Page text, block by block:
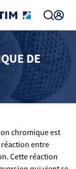
DE
chromique est
entre
Cette réaction